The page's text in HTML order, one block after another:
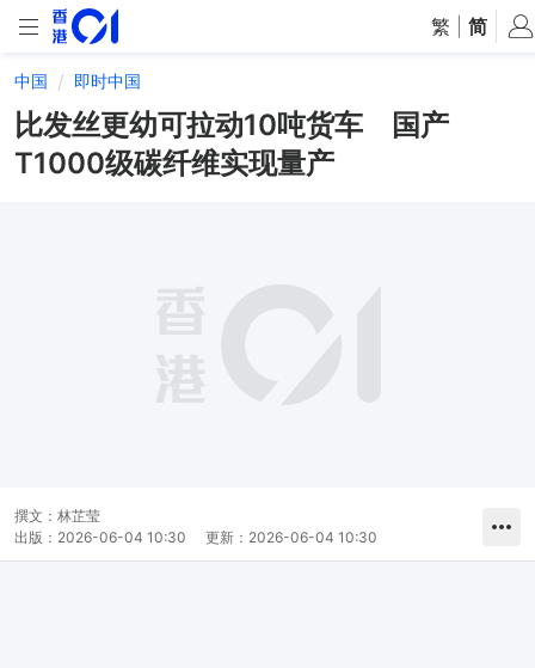
繁 简
中国 即时中国
比发丝更幼可拉动10吨货车 国产
T1000级碳纤维实现量产
撰文： 林芷莹
出版： 2026-06-04 10:30 更新： 2026-06-04 10:30